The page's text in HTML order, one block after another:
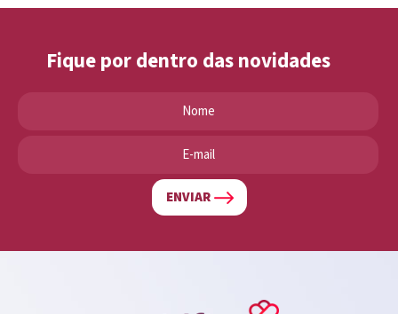
Fique por dentro das novidades
ENVIAR